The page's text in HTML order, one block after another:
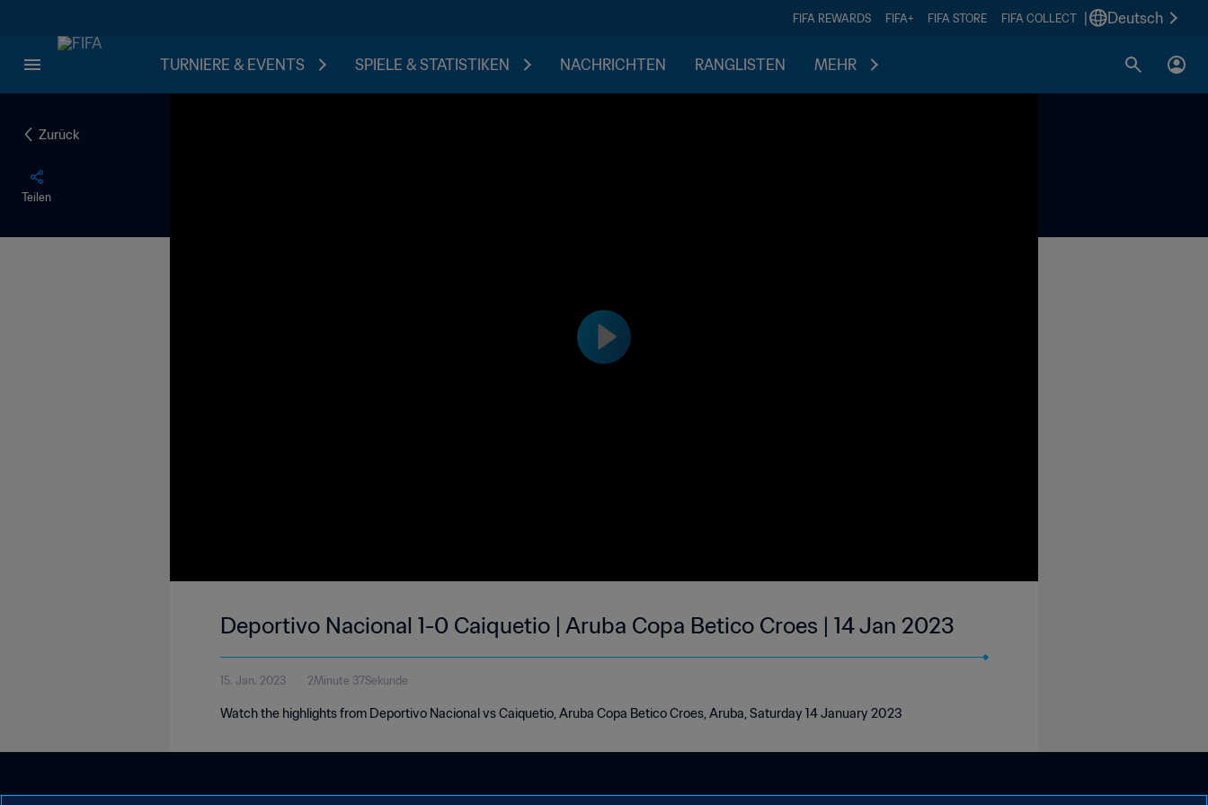
FIFA REWARDS FIFA+ FIFA STORE FIFA COLLECT Deutsch
TURNIERE & EVENTS SPIELE & STATISTIKEN NACHRICHTEN RANGLISTEN MEHR
Zurück
Teilen
Deportivo Nacional 1-0 Caiquetio | Aruba Copa Betico Croes | 14 Jan 2023
15. Jan. 2023 2Minute 37Sekunde
Watch the highlights from Deportivo Nacional vs Caiquetio, Aruba Copa Betico Croes, Aruba, Saturday 14 January 2023